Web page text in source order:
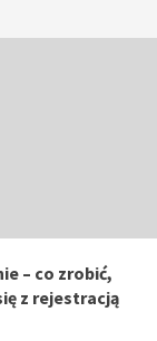
– co zrobić,
z rejestracją